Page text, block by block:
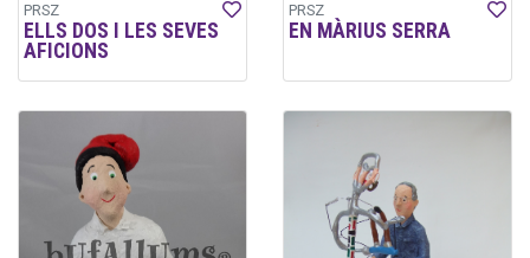
PRSZ
ELLS DOS I LES SEVES
AFICIONS
PRSZ
EN MÀRIUS SERRA